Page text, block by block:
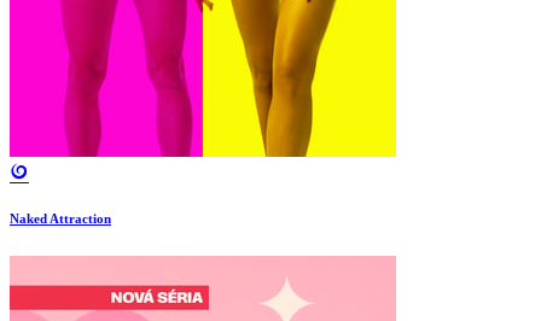
Naked Attraction